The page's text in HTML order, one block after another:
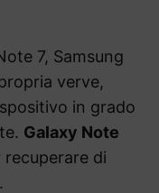
7, Samsung
verve,
in grado
Galaxy Note
di